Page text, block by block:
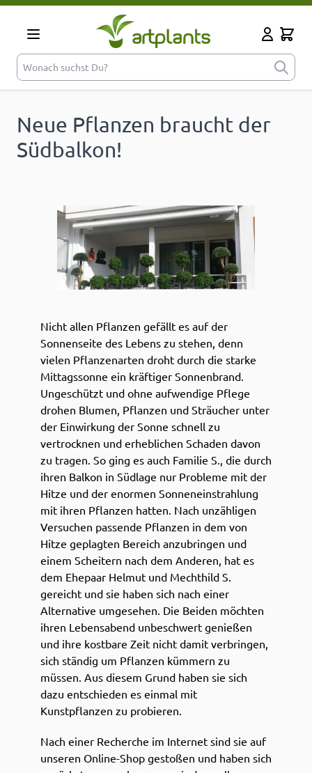
Zum Inhalt springen
Cart
Neue Pflanzen braucht der
Südbalkon!
Nicht allen Pflanzen gefällt es auf der
Sonnenseite des Lebens zu stehen, denn
vielen Pflanzenarten droht durch die starke
Mittagssonne ein kräftiger Sonnenbrand.
Ungeschützt und ohne aufwendige Pflege
drohen Blumen, Pflanzen und Sträucher unter
der Einwirkung der Sonne schnell zu
vertrocknen und erheblichen Schaden davon
zu tragen. So ging es auch Familie S., die durch
ihren Balkon in Südlage nur Probleme mit der
Hitze und der enormen Sonneneinstrahlung
mit ihren Pflanzen hatten. Nach unzähligen
Versuchen passende Pflanzen in dem von
Hitze geplagten Bereich anzubringen und
einem Scheitern nach dem Anderen, hat es
dem Ehepaar Helmut und Mechthild S.
gereicht und sie haben sich nach einer
Alternative umgesehen. Die Beiden möchten
ihren Lebensabend unbeschwert genießen
und ihre kostbare Zeit nicht damit verbringen,
sich ständig um Pflanzen kümmern zu
müssen. Aus diesem Grund haben sie sich
dazu entschieden es einmal mit
Kunstpflanzen zu probieren.
Nach einer Recherche im Internet sind sie auf
unseren Online-Shop gestoßen und haben sich